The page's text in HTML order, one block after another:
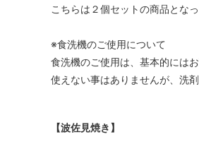
こちらは２個セットの商品となっ
※食洗機のご使用について
食洗機のご使用は、基本的には
使えない事はありませんが、洗
【波佐見焼き】